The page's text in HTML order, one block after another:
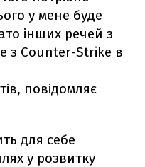
у мене буде
інших речей з
з Counter-Strike в
повідомляє
для себе
у розвитку